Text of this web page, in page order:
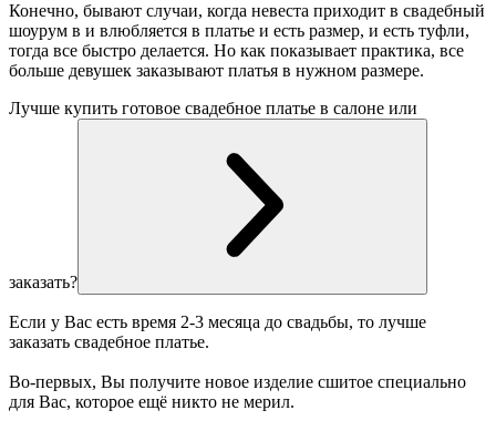
Конечно, бывают случаи, когда невеста приходит в свадебный
шоурум в и влюбляется в платье и есть размер, и есть туфли,
тогда все быстро делается. Но как показывает практика, все
больше девушек заказывают платья в нужном размере.
Лучше купить готовое свадебное платье в салоне или
заказать?
Если у Вас есть время 2-3 месяца до свадьбы, то лучше
заказать свадебное платье.
Во-первых, Вы получите новое изделие сшитое специально
для Вас, которое ещё никто не мерил.